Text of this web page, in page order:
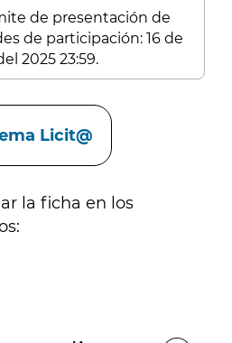
de presentación de
de participación: 16 de
2025 23:59.
Licit@
la ficha en los